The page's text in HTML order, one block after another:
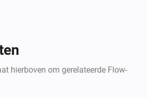
via ons ondersteuningsformulier.
hierboven om gerelateerde Flow-